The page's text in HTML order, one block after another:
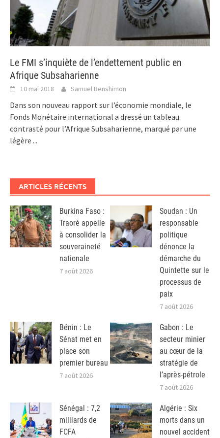
Le FMI s’inquiète de l’endettement public en
Afrique Subsaharienne
10 mai 2018 Samuel Benshimon
Dans son nouveau rapport sur l’économie mondiale, le
Fonds Monétaire international a dressé un tableau
contrasté pour l’Afrique Subsaharienne, marqué par une
légère ...
ARTICLES RÉCENTS
Burkina Faso :
Traoré appelle
à consolider la
souveraineté
nationale
7 août 2026
Soudan : Un
responsable
politique
dénonce la
démarche du
Quintette sur le
processus de
paix
7 août 2026
Bénin : Le
Sénat met en
place son
premier bureau
7 août 2026
Gabon : Le
secteur minier
au cœur de la
stratégie de
l’après-pétrole
7 août 2026
Sénégal : 7,2
milliards de
FCFA
Algérie : Six
morts dans un
nouvel accident